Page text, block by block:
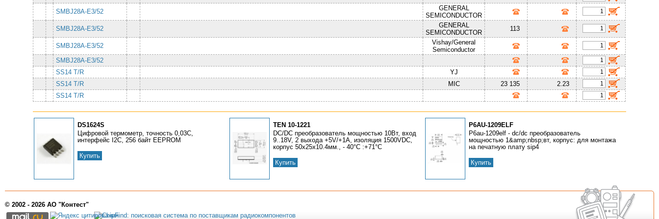
SMBJ28A-E3/52
GENERAL
SEMICONDUCTOR
SMBJ28A-E3/52
GENERAL
SEMICONDUCTOR
113
SMBJ28A-E3/52
Vishay/General
Semiconductor
SMBJ28A-E3/52
SS14 T/R
YJ
SS14 T/R
MIC 23 135
2.23
SS14 T/R
DS1624S
Цифровой термометр, точность 0,03C,
интерфейс I2C, 256 байт EEPROM
Купить
TEN 10-1221
DC/DC преобразователь мощностью 10Вт, вход
9..18V, 2 выхода +5V/+1A, изоляция 1500VDC,
корпус 50х25х10.4мм., - 40°C :+71°C
Купить
P6AU-1209ELF
P6au-1209elf - dc/dc преобразователь
мощностью 1&amp;nbsp;вт, корпус: для монтажа
на печатную плату sip4
Купить
© 2002 - 2026 АО "Контест"